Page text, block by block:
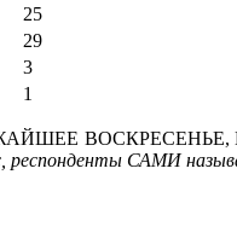
25
29
3
1
САМИ